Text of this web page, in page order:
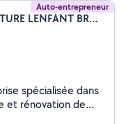
Auto-entrepreneur
Bryan Lenfant (COUVERTURE LENFANT BRYAN)
et rénovation de